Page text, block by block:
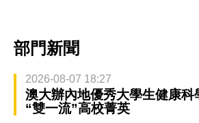
部門新聞
2026-08-07 18:27
澳大辦內地優秀大學生健康
“雙一流”高校菁英